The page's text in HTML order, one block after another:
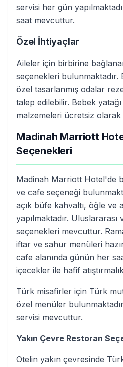
servisi her gün
saat mevcuttur.
Özel İhtiyaçlar
Aileler için birbirine
seçenekleri bulunmaktadır.
özel tasarlanmış odalar
talep edilebilir. Bebek
malzemeleri ücretsiz olarak
Madinah Marriott
Seçenekleri
Madinah Marriott Hotel'de
ve cafe seçeneği
açık büfe kahvaltı, öğle ve
yapılmaktadır.
seçenekleri mevcuttur.
iftar ve sahur menüleri
cafe alanında günün her
içecekler ile hafif
Türk misafirler için Türk
özel menüler
servisi mevcuttur.
Yakın Çevre Restoran
Otelin yakın çevresinde